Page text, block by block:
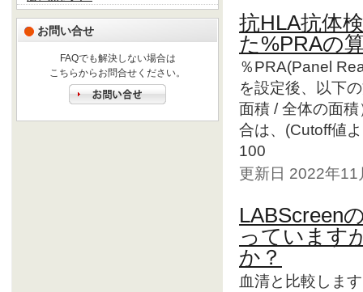
お問い合せ
FAQでも解決しない場合は
こちらからお問合せください。
抗HLA抗体
た%PRAの
％PRA(Panel
を設定後、以下
面積 / 全体の面
合は、(Cutoff値
100
更新日 2022年
LABScreen
っています
か？
血清と比較しま